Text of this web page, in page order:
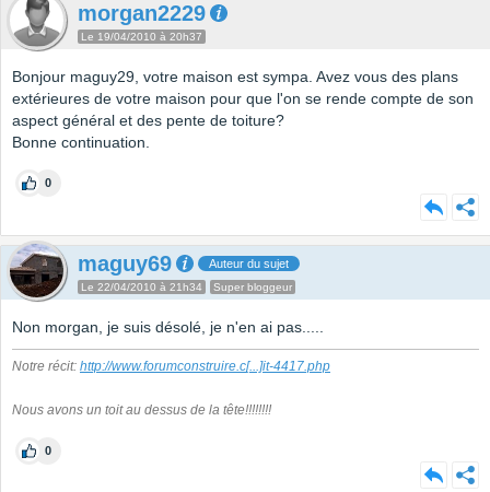
morgan2229
Le 19/04/2010 à 20h37
Bonjour maguy29, votre maison est sympa. Avez vous des plans
extérieures de votre maison pour que l'on se rende compte de son
aspect général et des pente de toiture?
Bonne continuation.
0
maguy69 Auteur du sujet
Le 22/04/2010 à 21h34 Super bloggeur
Non morgan, je suis désolé, je n'en ai pas.....
Notre récit: http://www.forumconstruire.c[...]it-4417.php
Nous avons un toit au dessus de la tête!!!!!!!!
0